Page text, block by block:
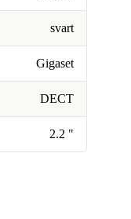
svart
Gigaset
DECT
2.2 "